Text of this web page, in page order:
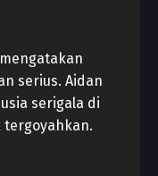
serius. Aidan
serigala di